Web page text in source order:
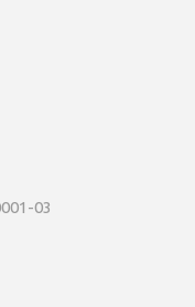
03